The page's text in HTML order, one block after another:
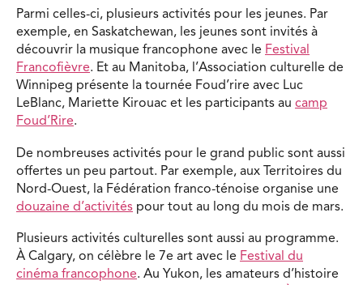
Parmi celles-ci, plusieurs activités pour les jeunes. Par
exemple, en Saskatchewan, les jeunes sont invités à
découvrir la musique francophone avec le Festival
Francofièvre. Et au Manitoba, l’Association culturelle de
Winnipeg présente la tournée Foud’rire avec Luc
LeBlanc, Mariette Kirouac et les participants au camp
Foud’Rire.
De nombreuses activités pour le grand public sont aussi
offertes un peu partout. Par exemple, aux Territoires du
Nord-Ouest, la Fédération franco-ténoise organise une
douzaine d’activités pour tout au long du mois de mars.
Plusieurs activités culturelles sont aussi au programme.
À Calgary, on célèbre le 7e art avec le Festival du
cinéma francophone. Au Yukon, les amateurs d’histoire